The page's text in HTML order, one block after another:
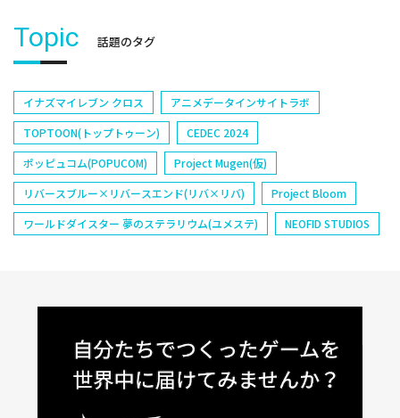
Topic 話題のタグ
イナズマイレブン クロス
アニメデータインサイトラボ
TOPTOON(トップトゥーン)
CEDEC 2024
ポッピュコム(POPUCOM)
Project Mugen(仮)
リバースブルー×リバースエンド(リバ×リバ)
Project Bloom
ワールドダイスター 夢のステラリウム(ユメステ)
NEOFID STUDIOS